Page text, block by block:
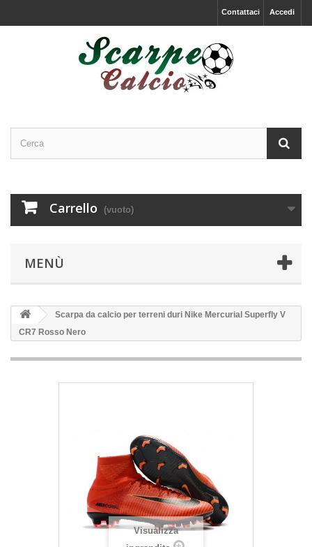
Accedi
Contattaci
Carrello (vuoto)
MENÙ
Scarpa da calcio per terreni duri Nike Mercurial Superfly V
CR7 Rosso Nero
Visualizza